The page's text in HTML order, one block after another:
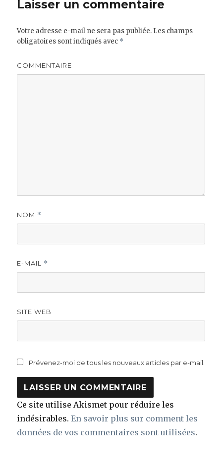
Laisser un commentaire
Votre adresse e-mail ne sera pas publiée. Les champs
obligatoires sont indiqués avec *
COMMENTAIRE
NOM *
E-MAIL *
SITE WEB
Prévenez-moi de tous les nouveaux articles par e-mail.
Ce site utilise Akismet pour réduire les
indésirables.En savoir plus sur comment les
données de vos commentaires sont utilisées.